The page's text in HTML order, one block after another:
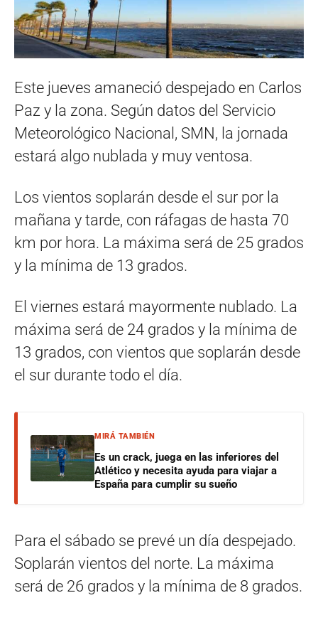
Este jueves amaneció despejado en Carlos
Paz y la zona. Según datos del Servicio
Meteorológico Nacional, SMN, la jornada
estará algo nublada y muy ventosa.
Los vientos soplarán desde el sur por la
mañana y tarde, con ráfagas de hasta 70
km por hora. La máxima será de 25 grados
y la mínima de 13 grados.
El viernes estará mayormente nublado. La
máxima será de 24 grados y la mínima de
13 grados, con vientos que soplarán desde
el sur durante todo el día.
MIRÁ TAMBIÉN
Es un crack, juega en las inferiores del
Atlético y necesita ayuda para viajar a
España para cumplir su sueño
Para el sábado se prevé un día despejado.
Soplarán vientos del norte. La máxima
será de 26 grados y la mínima de 8 grados.